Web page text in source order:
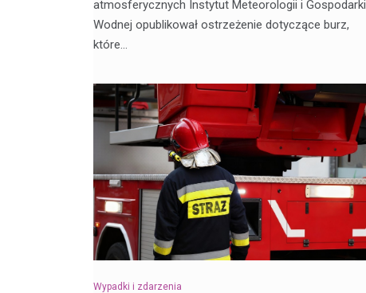
atmosferycznych Instytut Meteorologii i Gospodarki
Wodnej opublikował ostrzeżenie dotyczące burz,
które…
Wypadki i zdarzenia